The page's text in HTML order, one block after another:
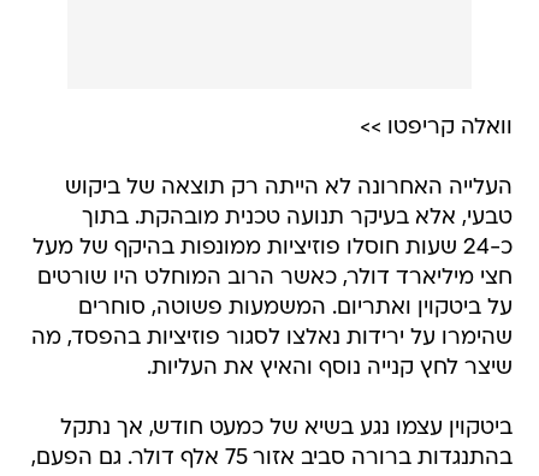
וואלה קריפטו >>
העלייה האחרונה לא הייתה רק תוצאה של ביקוש
טבעי, אלא בעיקר תנועה טכנית מובהקת. בתוך
כ-24 שעות חוסלו פוזיציות ממונפות בהיקף של מעל
חצי מיליארד דולר, כאשר הרוב המוחלט היו שורטים
על ביטקוין ואתריום. המשמעות פשוטה, סוחרים
שהימרו על ירידות נאלצו לסגור פוזיציות בהפסד, מה
שיצר לחץ קנייה נוסף והאיץ את העליות.
ביטקוין עצמו נגע בשיא של כמעט חודש, אך נתקל
בהתנגדות ברורה סביב אזור 75 אלף דולר. גם הפעם,